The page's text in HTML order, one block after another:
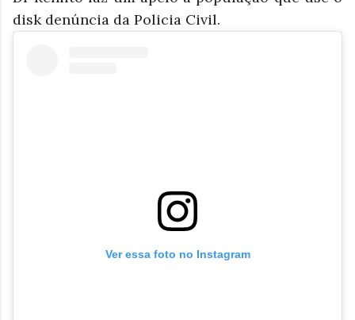
disk denúncia da Policia Civil.
Ver essa foto no Instagram